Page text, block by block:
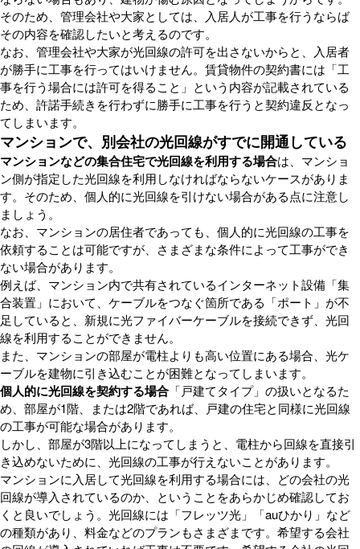
そのため、管理会社や大家としては、入居人が工事を行うならば
その内容を確認したいと考えるのです。
なお、管理会社や大家が光回線の許可を出さないからと、入居者
が勝手に工事を行ってはいけません。賃貸物件の契約書には「工
事を行う場合には許可を得ること」という内容が記載されている
ため、許諾手続きを行わずに勝手に工事を行うと契約違反となっ
てしまいます。
マンションで、別会社の光回線がすでに開通している
マンションなどの集合住宅で光回線を利用する場合は、マンショ
ン側が指定した光回線を利用しなければならないケースがありま
す。そのため、個人的に光回線を引けない場合がある点に注意し
ましょう。
なお、マンションの居住者であっても、個人的に光回線の工事を
依頼することは可能ですが、さまざまな条件によって工事ができ
ない場合があります。
例えば、マンション内で共有されているインターネット設備「集
合装置」において、ケーブルをつなぐ箇所である「ポート」が不
足していると、新規に光ファイバーケーブルを接続できず、光回
線を利用することができません。
また、マンションの部屋が電柱よりも高い位置にある場合、光ケ
ーブルを建物に引き込むことが困難となってしまいます。
個人的に光回線を契約する場合 「戸建てタイプ」の扱いとなるた
め、部屋が1階、または2階であれば、戸建の住宅と同様に光回線
の工事が可能な場合があります。
しかし、部屋が3階以上になってしまうと、電柱から回線を直接引
き込めないために、光回線の工事が行えないことがあります。
マンションに入居して光回線を利用する場合には、どの会社の光
回線が導入されているのか、ということをあらかじめ確認してお
くと良いでしょう。光回線には「フレッツ光」「auひかり」など
の種類があり、料金などのプランもさまざまです。希望する会社